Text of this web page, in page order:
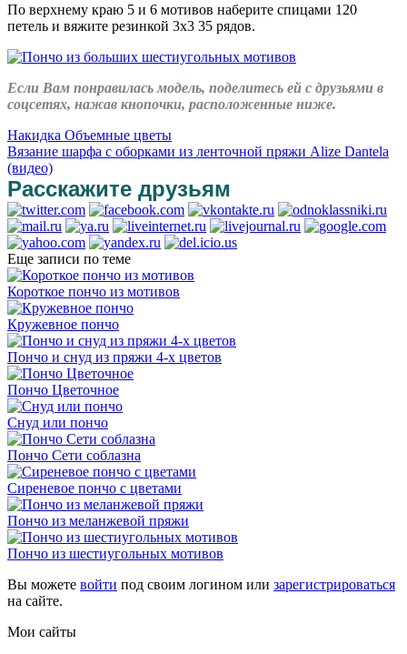
По верхнему краю 5 и 6 мотивов наберите спицами 120
петель и вяжите резинкой 3х3 35 рядов.
Если Вам понравилась модель, поделитесь ей с друзьями в
соцсетях, нажав кнопочки, расположенные ниже.
Накидка Объемные цветы
Вязание шарфа с оборками из ленточной пряжи Alize Dantela
(видео)
Расскажите друзьям
Еще записи по теме
Короткое пончо из мотивов
Кружевное пончо
Пончо и снуд из пряжи 4-х цветов
Пончо Цветочное
Снуд или пончо
Пончо Сети соблазна
Сиреневое пончо с цветами
Пончо из меланжевой пряжи
Пончо из шестиугольных мотивов
Вы можете войти под своим логином или зарегистрироваться
на сайте.
Мои сайты